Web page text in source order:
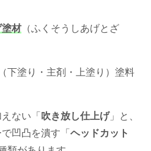
材（ふくそうしあげとざ
下塗り・主剤・上塗り）塗料
ない「 吹き放し仕上げ」と、
凹凸を潰す「 ヘッドカット